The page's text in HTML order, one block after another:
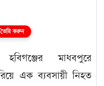
করুন
মাধবপুরে
এক ব্যবসায়ী নিহত